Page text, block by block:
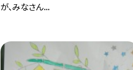
が、みなさん...